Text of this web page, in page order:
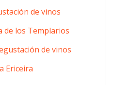
de vinos
de los Templarios
de vinos
Ericeira